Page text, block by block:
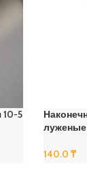
10-5
140.0₸